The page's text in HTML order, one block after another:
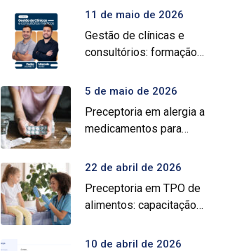
11 de maio de 2026
Gestão de clínicas e
consultórios: formação
5 de maio de 2026
Preceptoria em alergia a
medicamentos para
especializada
22 de abril de 2026
Preceptoria em TPO de
alimentos: capacitação
10 de abril de 2026